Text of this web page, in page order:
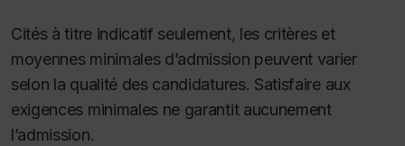
Cités à titre indicatif seulement, les critères et
moyennes minimales d’admission peuvent varier
selon la qualité des candidatures. Satisfaire aux
exigences minimales ne garantit aucunement
l’admission.